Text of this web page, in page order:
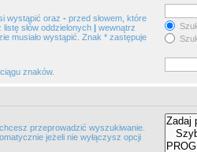
wystąpić oraz - przed słowem, które
słów oddzielonych | wewnątrz
musiało wystąpić. Znak * zastępuje
znaków.
przeprowadzić wyszukiwanie.
jeżeli nie wyłączysz opcji